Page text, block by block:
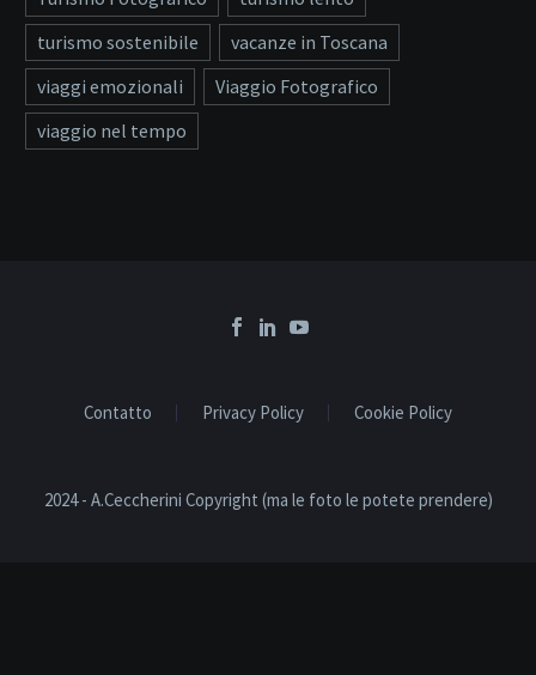
turismo sostenibile
vacanze in Toscana
viaggi emozionali
Viaggio Fotografico
viaggio nel tempo
Contatto Privacy Policy Cookie Policy
2024 - A.Ceccherini Copyright (ma le foto le potete prendere)